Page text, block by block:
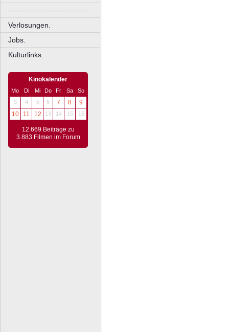
––––––––––––––––––––
Verlosungen.
Jobs.
Kulturlinks.
Kinokalender
Mo Di Mi Do Fr Sa
So
3
4 5 6 7 8
9
10
11 12 13 14 15 16
12.669 Beiträge zu
3.883 Filmen im Forum